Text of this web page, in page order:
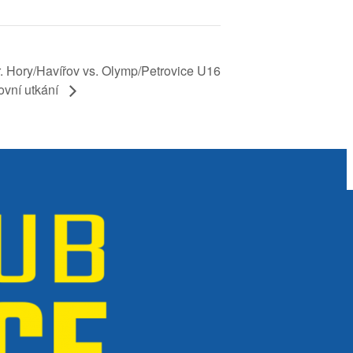
Hory/Havířov vs. Olymp/Petrovice U16
utkání